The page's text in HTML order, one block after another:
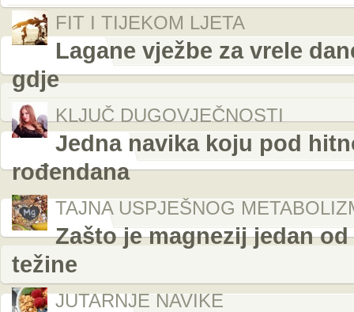
FIT I TIJEKOM LJETA
Lagane vježbe za vrele
gdje
KLJUČ DUGOVJEČNOSTI
Jedna navika koju pod
rođendana
TAJNA USPJEŠNOG
Zašto je magnezij jedan
težine
JUTARNJE NAVIKE